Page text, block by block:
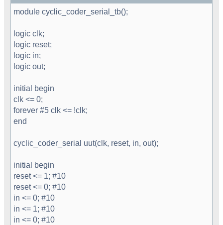
module cyclic_coder_serial_tb();
logic clk;
logic reset;
logic in;
logic out;
initial begin
clk <= 0;
forever #5 clk <= !clk;
end
cyclic_coder_serial uut(clk, reset, in, out);
initial begin
reset <= 1; #10
reset <= 0; #10
in <= 0; #10
in <= 1; #10
in <= 0; #10